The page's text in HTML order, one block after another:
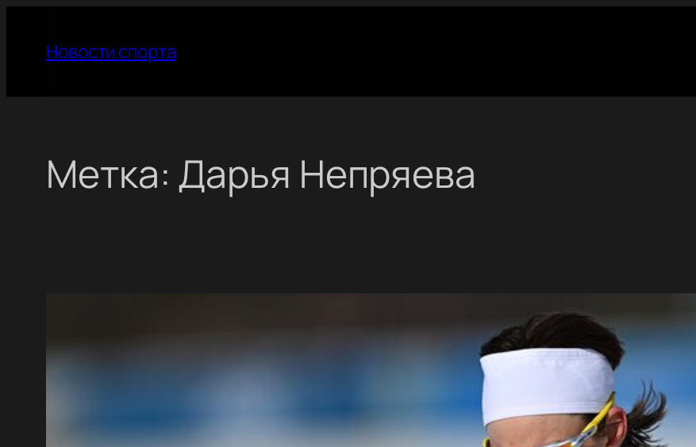
содержимому
Новости спорта
Метка: Дарья Непряева